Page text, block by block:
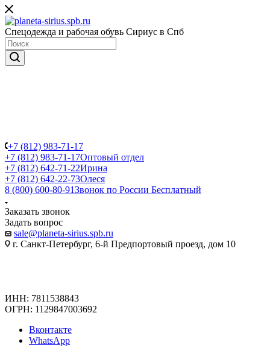
Спецодежда и рабочая обувь Сириус в Спб
+7 (812) 983-71-17
+7 (812) 983-71-17Оптовый отдел
+7 (812) 642-71-22Ирина
+7 (812) 642-22-73Олеся
8 (800) 600-80-91Звонок по России Бесплатный
Заказать звонок
Задать вопрос
sale@planeta-sirius.spb.ru
г. Санкт-Петербург, 6-й Предпортовый проезд, дом 10
ИНН: 7811538843
ОГРН: 1129847003692
Вконтакте
WhatsApp